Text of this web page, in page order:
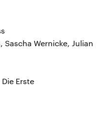
Wernicke, Julian
Erste